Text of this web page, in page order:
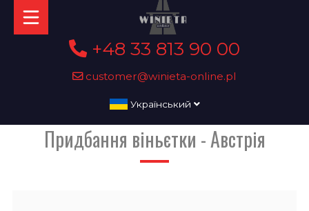
+48 33 813 90 00
customer@winieta-online.pl
Український
Придбання віньєтки - Австрія